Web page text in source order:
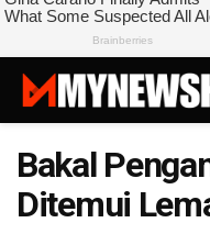
Bakal
Ditemui